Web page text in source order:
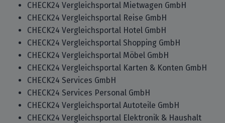
CHECK24 Vergleichsportal Mietwagen GmbH
CHECK24 Vergleichsportal Reise GmbH
CHECK24 Vergleichsportal Hotel GmbH
CHECK24 Vergleichsportal Shopping GmbH
CHECK24 Vergleichsportal Möbel GmbH
CHECK24 Vergleichsportal Karten & Konten GmbH
CHECK24 Services GmbH
CHECK24 Services Personal GmbH
CHECK24 Vergleichsportal Autoteile GmbH
CHECK24 Vergleichsportal Elektronik & Haushalt